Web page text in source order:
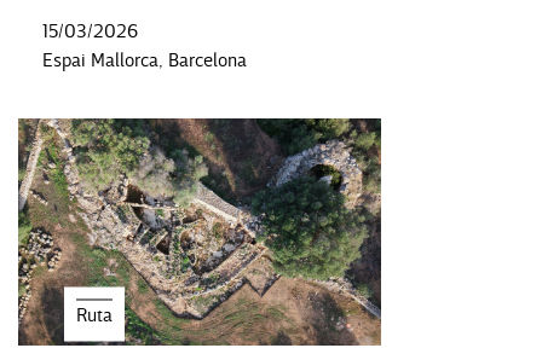
15/03/2026
Espai Mallorca, Barcelona
Ruta